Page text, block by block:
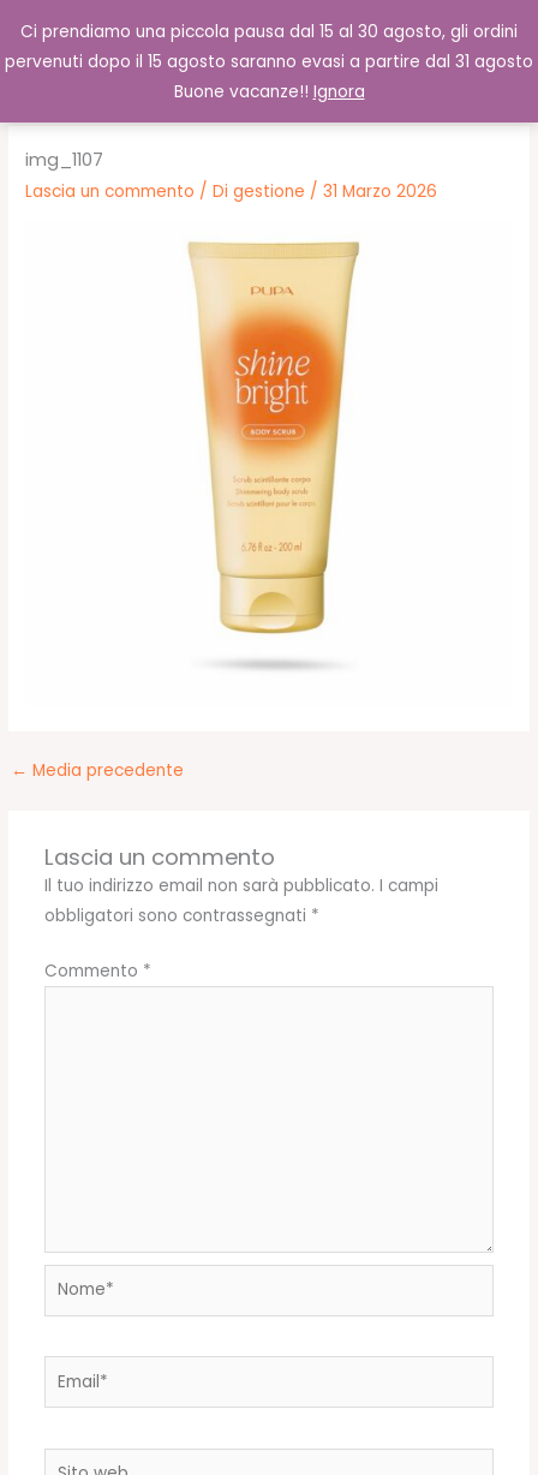
Ci prendiamo una piccola pausa dal 15 al 30 agosto, gli ordini
pervenuti dopo il 15 agosto saranno evasi a partire dal 31 agosto
Buone vacanze!! Ignora
contenuto
0,00€ Cerca
img_1107
Lascia un commento / Digestione /31 Marzo 2026
← Media precedente
Lascia un commento
Il tuo indirizzo email non sarà pubblicato. I campi
obbligatori sono contrassegnati *
Commento *
Nome*
Email*
Sito